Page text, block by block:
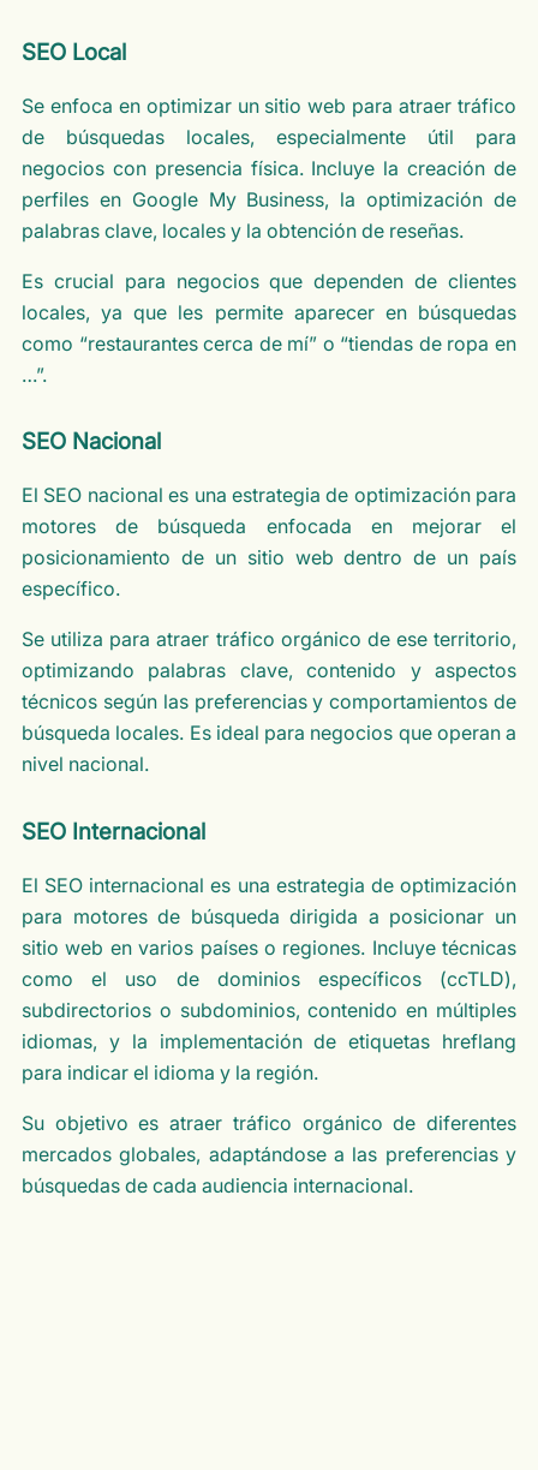
SEO Local
Se enfoca en optimizar un sitio web para atraer tráfico
de búsquedas locales, especialmente útil para
negocios con presencia física. Incluye la creación de
perfiles en Google My Business, la optimización de
palabras clave, locales y la obtención de reseñas.
Es crucial para negocios que dependen de clientes
locales, ya que les permite aparecer en búsquedas
como “restaurantes cerca de mí” o “tiendas de ropa en
…”.
SEO Nacional
El SEO nacional es una estrategia de optimización para
motores de búsqueda enfocada en mejorar el
posicionamiento de un sitio web dentro de un país
específico.
Se utiliza para atraer tráfico orgánico de ese territorio,
optimizando palabras clave, contenido y aspectos
técnicos según las preferencias y comportamientos de
búsqueda locales. Es ideal para negocios que operan a
nivel nacional.
SEO Internacional
El SEO internacional es una estrategia de optimización
para motores de búsqueda dirigida a posicionar un
sitio web en varios países o regiones. Incluye técnicas
como el uso de dominios específicos (ccTLD),
subdirectorios o subdominios, contenido en múltiples
idiomas, y la implementación de etiquetas hreflang
para indicar el idioma y la región.
Su objetivo es atraer tráfico orgánico de diferentes
mercados globales, adaptándose a las preferencias y
búsquedas de cada audiencia internacional.